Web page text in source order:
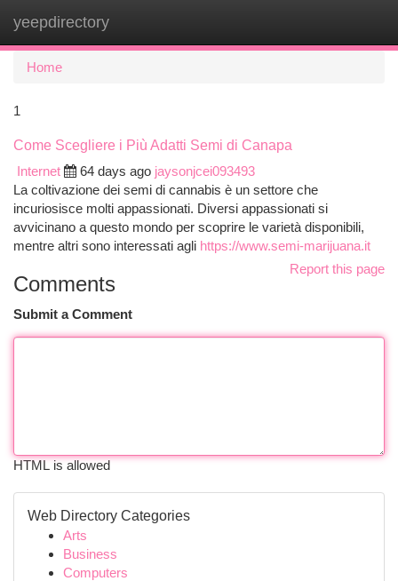
yeepdirectory
Home
1
Come Scegliere i Più Adatti Semi di Canapa
Internet
64 days ago jaysonjcei093493
La coltivazione dei semi di cannabis è un settore che
incuriosisce molti appassionati. Diversi appassionati si
avvicinano a questo mondo per scoprire le varietà disponibili,
mentre altri sono interessati agli https://www.semi-marijuana.it
Report this page
Comments
Submit a Comment
HTML is allowed
Web Directory Categories
Arts
Business
Computers